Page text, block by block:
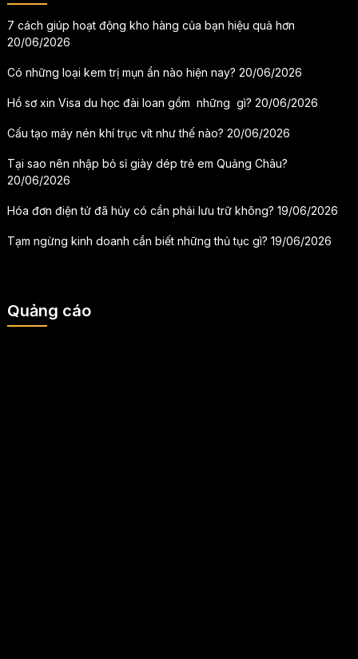
7 cách giúp hoạt động kho hàng của bạn hiệu quả hơn
20/06/2026
Có những loại kem trị mụn ẩn nào hiện nay? 20/06/2026
Hồ sơ xin Visa du học đài loan gồm những gì? 20/06/2026
Cấu tạo máy nén khí trục vít như thế nào? 20/06/2026
Tại sao nên nhập bỏ sỉ giày dép trẻ em Quảng Châu?
20/06/2026
Hóa đơn điện tử đã hủy có cần phải lưu trữ không? 19/06/2026
Tạm ngừng kinh doanh cần biết những thủ tục gì? 19/06/2026
Quảng cáo